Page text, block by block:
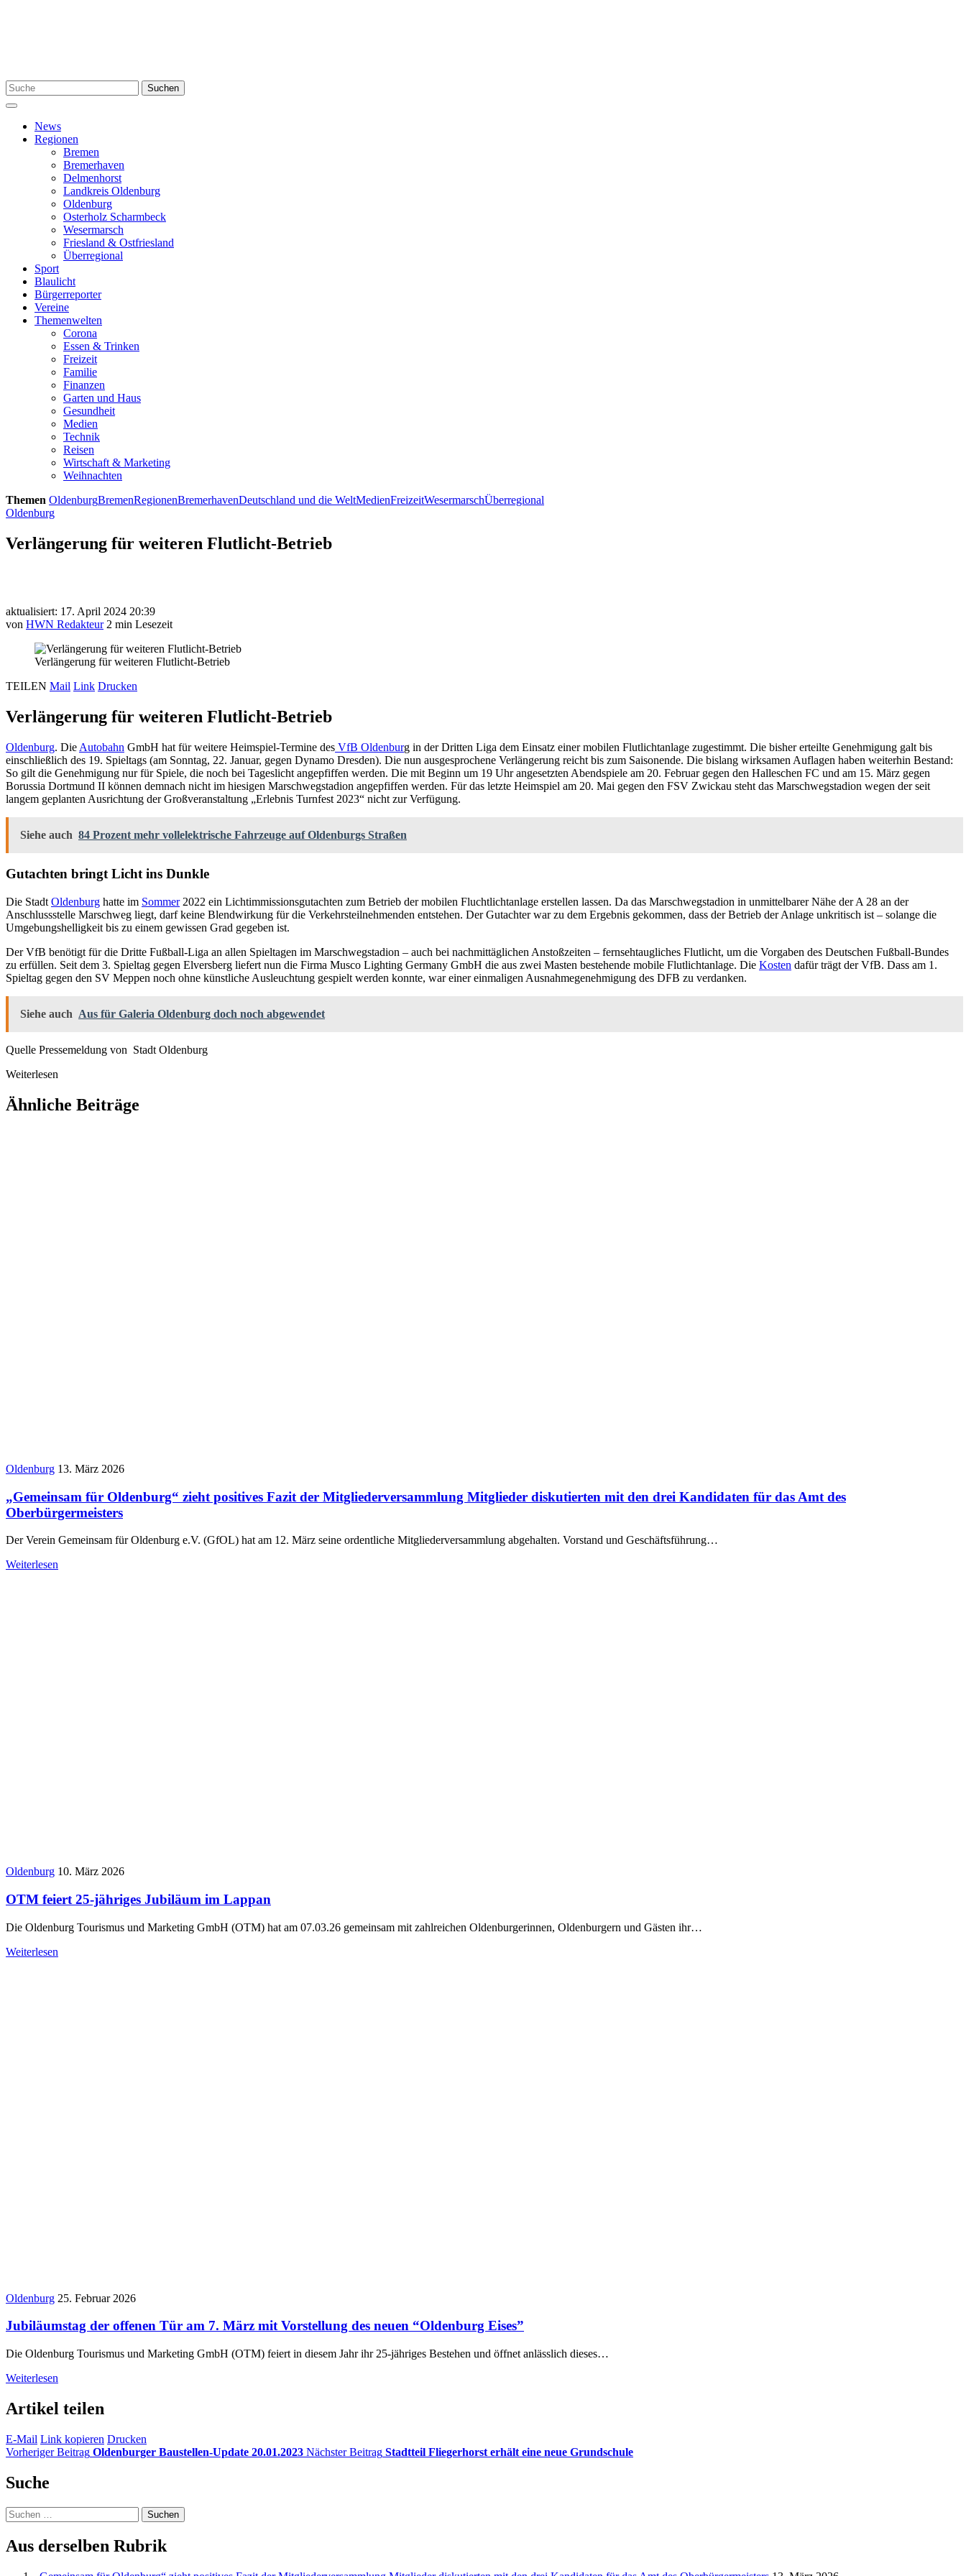
Suchen
nach:
Suchen
Menü
News
Regionen
Bremen
Bremerhaven
Delmenhorst
Landkreis Oldenburg
Oldenburg
Osterholz Scharmbeck
Wesermarsch
Friesland & Ostfriesland
Überregional
Sport
Blaulicht
Bürgerreporter
Vereine
Themenwelten
Corona
Essen & Trinken
Freizeit
Familie
Finanzen
Garten und Haus
Gesundheit
Medien
Technik
Reisen
Wirtschaft & Marketing
Weihnachten
Themen OldenburgBremenRegionenBremerhavenDeutschland und die WeltMedienFreizeitWesermarschÜberregional
Oldenburg
Verlängerung für weiteren Flutlicht-Betrieb
aktualisiert: 17. April 2024 20:39
von HWN Redakteur 2 min Lesezeit
Verlängerung für weiteren Flutlicht-Betrieb
TEILEN Mail Link Drucken
Verlängerung für weiteren Flutlicht-Betrieb
Oldenburg. Die Autobahn GmbH hat für weitere Heimspiel-Termine des VfB Oldenburg in der Dritten Liga dem Einsatz einer mobilen Flutlichtanlage zugestimmt. Die bisher erteilte Genehmigung galt bis
einschließlich des 19. Spieltags (am Sonntag, 22. Januar, gegen Dynamo Dresden). Die nun ausgesprochene Verlängerung reicht bis zum Saisonende. Die bislang wirksamen Auflagen haben weiterhin Bestand:
So gilt die Genehmigung nur für Spiele, die noch bei Tageslicht angepfiffen werden. Die mit Beginn um 19 Uhr angesetzten Abendspiele am 20. Februar gegen den Halleschen FC und am 15. März gegen
Borussia Dortmund II können demnach nicht im hiesigen Marschwegstadion angepfiffen werden. Für das letzte Heimspiel am 20. Mai gegen den FSV Zwickau steht das Marschwegstadion wegen der seit
langem geplanten Ausrichtung der Großveranstaltung „Erlebnis Turnfest 2023“ nicht zur Verfügung.
Siehe auch 84 Prozent mehr vollelektrische Fahrzeuge auf Oldenburgs Straßen
Gutachten bringt Licht ins Dunkle
Die Stadt Oldenburg hatte im Sommer2022 ein Lichtimmissionsgutachten zum Betrieb der mobilen Fluchtlichtanlage erstellen lassen. Da das Marschwegstadion in unmittelbarer Nähe der A 28 an der
Anschlussstelle Marschweg liegt, darf keine Blendwirkung für die Verkehrsteilnehmenden entstehen. Der Gutachter war zu dem Ergebnis gekommen, dass der Betrieb der Anlage unkritisch ist – solange die
Umgebungshelligkeit bis zu einem gewissen Grad gegeben ist.
Der VfB benötigt für die Dritte Fußball-Liga an allen Spieltagen im Marschwegstadion – auch bei nachmittäglichen Anstoßzeiten – fernsehtaugliches Flutlicht, um die Vorgaben des Deutschen Fußball-Bundes
zu erfüllen. Seit dem 3. Spieltag gegen Elversberg liefert nun die Firma Musco Lighting Germany GmbH die aus zwei Masten bestehende mobile Flutlichtanlage. Die Kosten dafür trägt der VfB. Dass am 1.
Spieltag gegen den SV Meppen noch ohne künstliche Ausleuchtung gespielt werden konnte, war einer einmaligen Ausnahmegenehmigung des DFB zu verdanken.
Siehe auch Aus für Galeria Oldenburg doch noch abgewendet
Quelle Pressemeldung von Stadt Oldenburg
Weiterlesen
Ähnliche Beiträge
Oldenburg 13. März 2026
„Gemeinsam für Oldenburg“ zieht positives Fazit der Mitgliederversammlung Mitglieder diskutierten mit den drei Kandidaten für das Amt des
Oberbürgermeisters
Der Verein Gemeinsam für Oldenburg e.V. (GfOL) hat am 12. März seine ordentliche Mitgliederversammlung abgehalten. Vorstand und Geschäftsführung…
Weiterlesen
Oldenburg 10. März 2026
OTM feiert 25-jähriges Jubiläum im Lappan
Die Oldenburg Tourismus und Marketing GmbH (OTM) hat am 07.03.26 gemeinsam mit zahlreichen Oldenburgerinnen, Oldenburgern und Gästen ihr…
Weiterlesen
Oldenburg 25. Februar 2026
Jubiläumstag der offenen Tür am 7. März mit Vorstellung des neuen “Oldenburg Eises”
Die Oldenburg Tourismus und Marketing GmbH (OTM) feiert in diesem Jahr ihr 25-jähriges Bestehen und öffnet anlässlich dieses…
Weiterlesen
Artikel teilen
E-Mail Link kopieren Drucken
Vorheriger Beitrag Oldenburger Baustellen-Update 20.01.2023 Nächster Beitrag Stadtteil Fliegerhorst erhält eine neue Grundschule
Suche
Suchen
nach:
Aus derselben Rubrik